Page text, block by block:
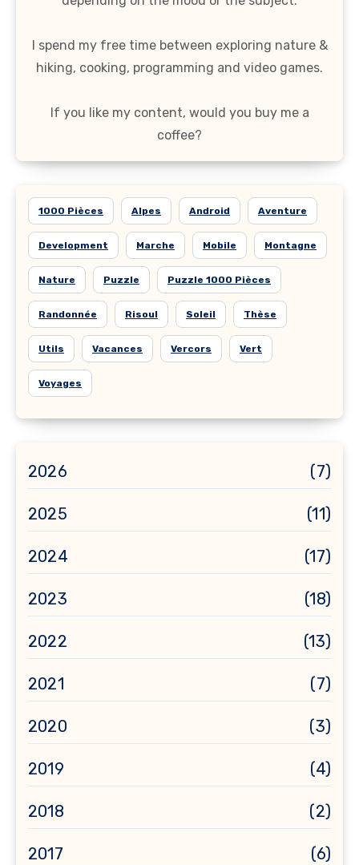
I spend my free time between exploring nature &
hiking, cooking, programming and video games.
If you like my content, would you buy me a
coffee?
1000 Pièces Alpes Android Aventure
Development Marche Mobile Montagne
Nature Puzzle Puzzle 1000 Pièces
Randonnée Risoul Soleil Thèse
Utils Vacances Vercors Vert
Voyages
2026 (7)
2025 (11)
2024 (17)
2023 (18)
2022 (13)
2021 (7)
2020 (3)
2019 (4)
2018 (2)
2017 (6)